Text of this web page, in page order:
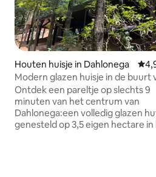
Houten huisje in Dahlonega
Modern glazen huisje in de buurt
paden, wijn en Dahlonega
Ontdek een pareltje op slechts 9
minuten van het centrum van
Dahlonega:een volledig glazen
genesteld op 3,5 eigen hectare